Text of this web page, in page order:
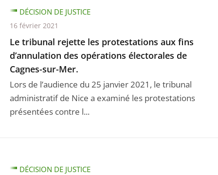
Le tribunal rejette les protestations aux fins
d’annulation des opérations électorales de
Cagnes-sur-Mer.
Lors de l’audience du 25 janvier 2021, le tribunal
administratif de Nice a examiné les protestations
présentées contre l...
DÉCISION DE JUSTICE
16 février 2021
DÉCISION DE JUSTICE